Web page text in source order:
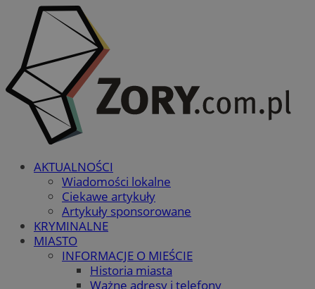
AKTUALNOŚCI
Wiadomości lokalne
Ciekawe artykuły
Artykuły sponsorowane
KRYMINALNE
MIASTO
INFORMACJE O MIEŚCIE
Historia miasta
Ważne adresy i telefony